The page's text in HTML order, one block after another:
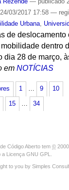
03/2017 17:58 —
Urbana,
de deslocamento
dentro
dia 28 de março,
em NOTÍCIAS
1 … 9 10
15 … 34
Código Aberto tem ©
a Licença GNU GPL
to you by Simples